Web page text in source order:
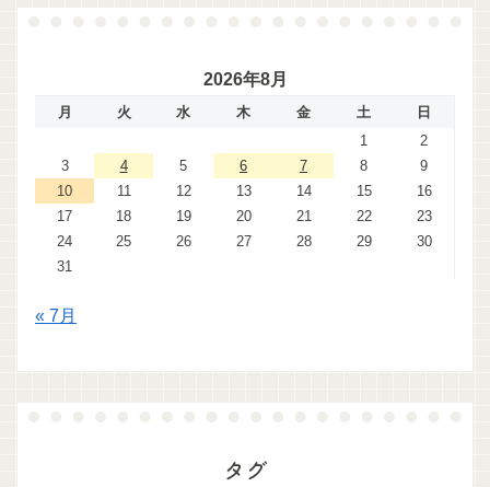
2026年8月
月 火 水 木 金 土
日
1
2
3
4 5 6 7 8
9
10
11 12 13 14 15
16
17
18 19 20 21 22
23
24
25 26 27 28 29
30
31
« 7月
タグ